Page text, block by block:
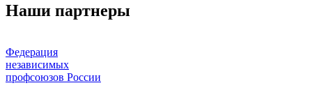
Наши партнеры
Федерация
независимых
профсоюзов России